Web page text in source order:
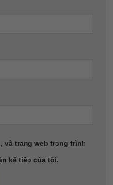
và trang web trong trình
kế tiếp của tôi.